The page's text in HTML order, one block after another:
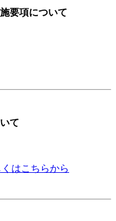
要項について
て
はこちらから